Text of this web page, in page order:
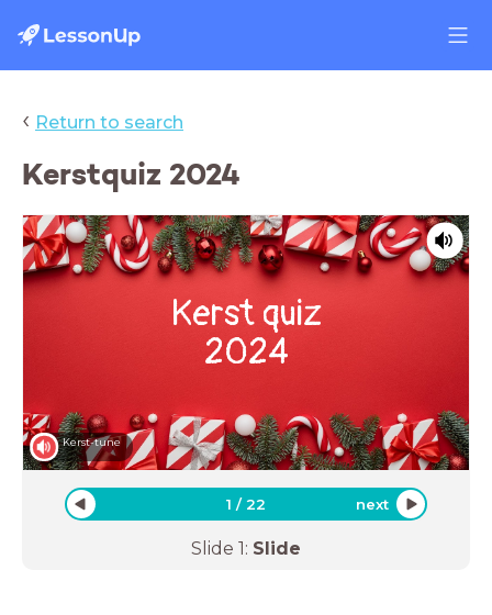
‹ Return to search
Kerstquiz 2024
Kerst quiz
2024
Kerst-tune
1 /22 next
Slide 1: Slide